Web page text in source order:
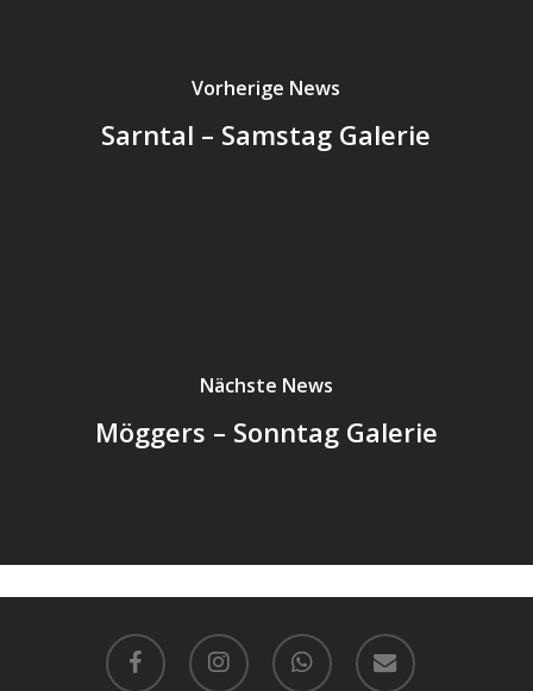
Vorherige News
Sarntal – Samstag Galerie
Nächste News
Möggers – Sonntag Galerie
facebook instagram whatsapp email